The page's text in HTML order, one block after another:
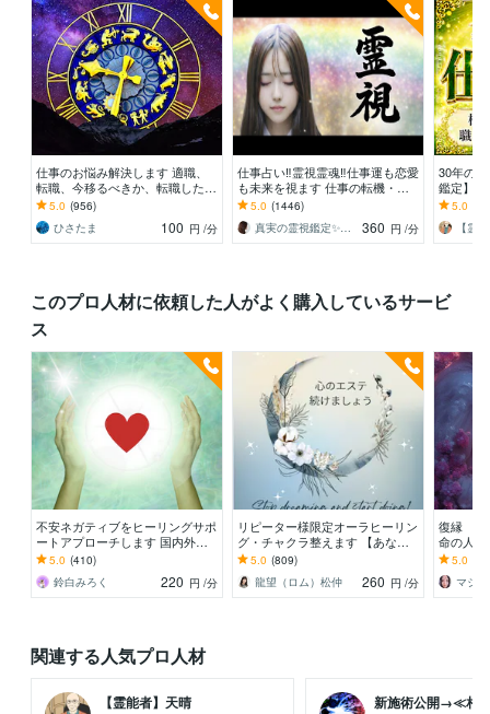
仕事のお悩み解決します 適職、
転職、今移るべきか、転職した後
どうなるのか見ます。
5.0 (956)
ひさたま
100 円 /分
仕事占い‼️霊視霊魂‼️仕事運も恋愛
も未来を視ます 仕事の転機・恋
の結末・相手の本音、霊視で全て
を即座に伝えます
5.0 (1446)
真実の霊視鑑定✨アダ369✨
360 円 /分
30年の
鑑定】
真の原
み解き
5.0
【霊
このプロ人材に依頼した人がよく購入しているサービ
ス
不安ネガティブをヒーリングサポ
ートアプローチします 国内外で4
1000回以上ヒーリング奇跡を呼
ぶ方法お伝えします
5.0 (410)
鈴白みろく
220 円 /分
リピーター様限定オーラヒーリン
グ・チャクラ整えます 【あなた
のオーラ輝いてますか】輝かせ、
波動上げ、浄化し開運！
5.0 (809)
龍望（ロム）松仲
260 円 /分
復縁 彼
命の人
符を。
を魔女
5.0
マジ
関連する人気プロ人材
【霊能者】天晴 新施術公開→≪相